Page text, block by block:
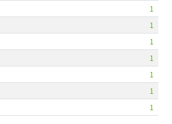
1
1
1
1
1
1
1